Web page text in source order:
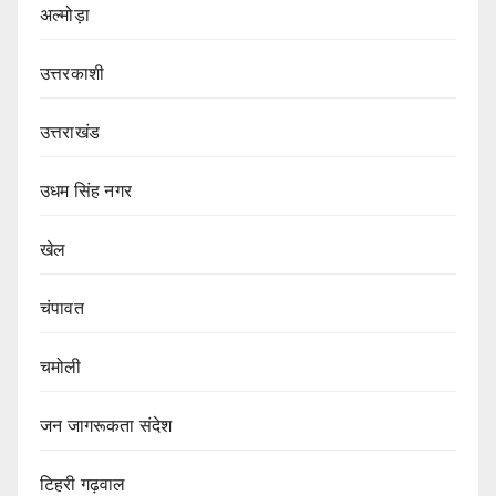
अल्मोड़ा
उत्तरकाशी
उत्तराखंड
उधम सिंह नगर
खेल
चंपावत
चमोली
जन जागरूकता संदेश
टिहरी गढ़वाल